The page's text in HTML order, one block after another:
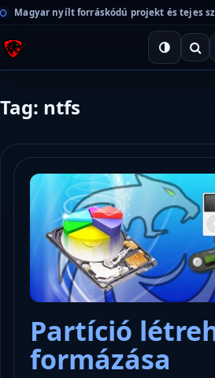
Magyar nyílt forráskódú projekt és tejes
Tag: ntfs
Partíció
formázása